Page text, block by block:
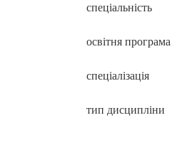
спеціальність
освітня програма
спеціалізація
тип дисципліни